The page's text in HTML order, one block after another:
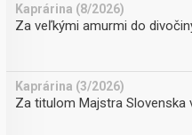
Kaprárina (8/2026)
Za veľkými amurmi do
Kaprárina (3/2026)
Za titulom Majstra Slovenska